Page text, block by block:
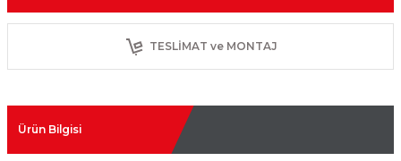
TESLİMAT ve MONTAJ
Ürün Bilgisi